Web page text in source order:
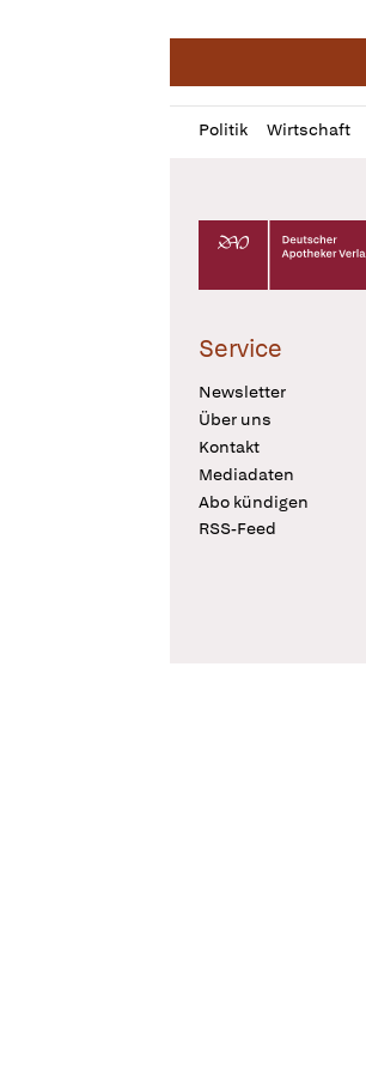
Politik Wirtschaft
Profil
öffnen
Daz
Pur
Deutscher
Service
Newsletter
Über uns
Kontakt
Mediadaten
Abo kündigen
RSS-Feed